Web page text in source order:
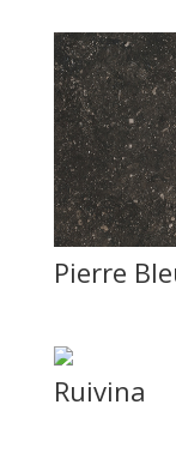
Pierre
Ruivina